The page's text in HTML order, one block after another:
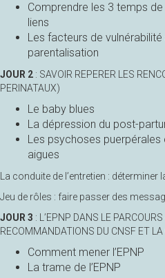
Comprendre les 3 temps
liens
Les facteurs de
parentalisation
JOUR 2 : SAVOIR REPERER LES
PERINATAUX)
Le baby blues
La dépression du post-
Les psychoses
aigues
La conduite de l’entretien :
Jeu de rôles : faire passer des
JOUR 3 : L’EPNP DANS LE
RECOMMANDATIONS DU CNSF ET LA
Comment mener l’EPNP
La trame de l’EPNP